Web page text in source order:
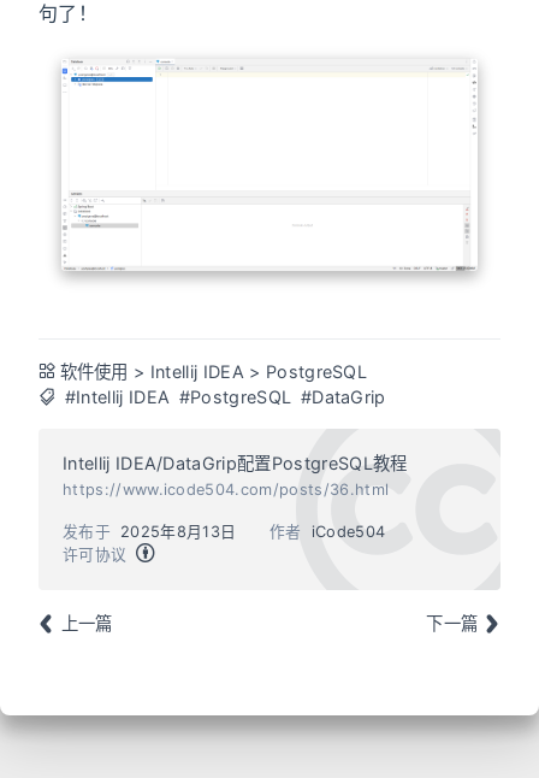
句了！
软件使用 > Intellij IDEA > PostgreSQL
#Intellij IDEA #PostgreSQL #DataGrip
Intellij IDEA/DataGrip配置PostgreSQL教程
https://www.icode504.com/posts/36.html
作者 iCode504
发布于
2025年8月13日
许可协议
上一篇 下一篇